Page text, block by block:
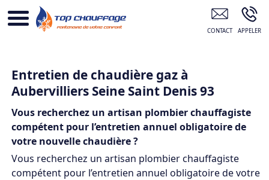
TOP CHAUFFAGE AUBERVILLIERS
Entretien de chaudière gaz à
Aubervilliers Seine Saint Denis 93
Vous recherchez un artisan plombier chauffagiste
compétent pour l’entretien annuel obligatoire de
votre nouvelle chaudière ?
Vous recherchez un artisan plombier chauffagiste
compétent pour l’entretien annuel obligatoire de votre